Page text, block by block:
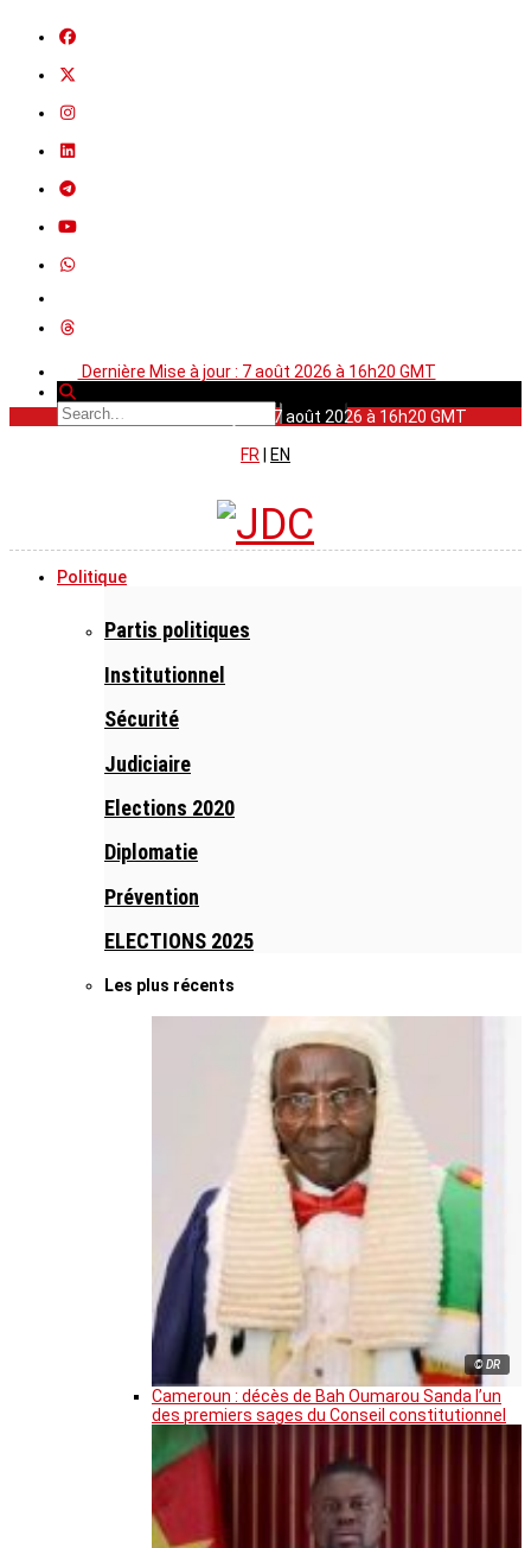
Dernière Mise à jour : 7 août 2026 à 16h20 GMT
Dernière Mise à jour : 7 août 2026 à 16h20 GMT
FR
EN
Politique
Partis politiques
Institutionnel
Sécurité
Judiciaire
Elections 2020
Diplomatie
Prévention
ELECTIONS 2025
Les plus récents
© DR
Cameroun : décès de Bah Oumarou Sanda l’un
des premiers sages du Conseil constitutionnel